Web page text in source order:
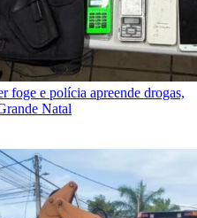
foge e polícia apreende drogas,
Natal